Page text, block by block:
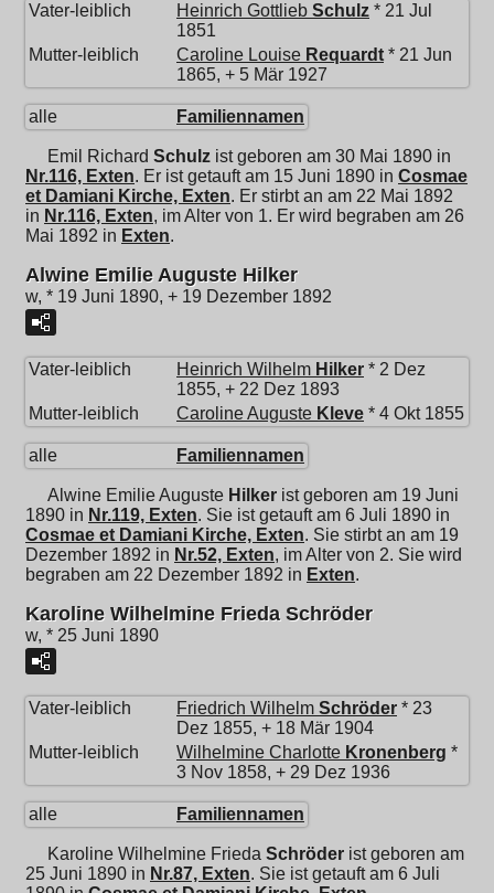
Vater-leiblich Heinrich Gottlieb Schulz * 21 Jul
1851
Mutter-leiblich
Caroline Louise Requardt * 21 Jun
1865, + 5 Mär 1927
alle Familiennamen
Emil Richard Schulz ist geboren am 30 Mai 1890 in
Nr.116, Exten. Er ist getauft am 15 Juni 1890 in Cosmae
et Damiani Kirche, Exten. Er stirbt an am 22 Mai 1892
in Nr.116, Exten, im Alter von 1. Er wird begraben am 26
Mai 1892 in Exten.
Alwine Emilie Auguste Hilker
w, * 19 Juni 1890, + 19 Dezember 1892
Vater-leiblich Heinrich Wilhelm Hilker * 2 Dez
1855, + 22 Dez 1893
Mutter-leiblich
Caroline Auguste Kleve * 4 Okt 1855
alle Familiennamen
Alwine Emilie Auguste Hilker ist geboren am 19 Juni
1890 in Nr.119, Exten. Sie ist getauft am 6 Juli 1890 in
Cosmae et Damiani Kirche, Exten. Sie stirbt an am 19
Dezember 1892 in Nr.52, Exten, im Alter von 2. Sie wird
begraben am 22 Dezember 1892 in Exten.
Karoline Wilhelmine Frieda Schröder
w, * 25 Juni 1890
Vater-leiblich Friedrich Wilhelm Schröder * 23
Dez 1855, + 18 Mär 1904
Mutter-leiblich
Wilhelmine Charlotte Kronenberg *
3 Nov 1858, + 29 Dez 1936
alle Familiennamen
Karoline Wilhelmine Frieda Schröder ist geboren am
25 Juni 1890 in Nr.87, Exten. Sie ist getauft am 6 Juli